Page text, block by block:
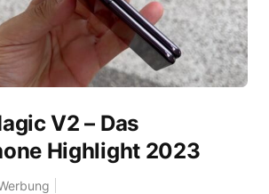
V2 – Das
Highlight 2023